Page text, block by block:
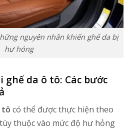
nguyên nhân khiến ghế da bị
hư hỏng
ghế da ô tô: Các bước
tô có thể được thực hiện theo
thuộc vào mức độ hư hỏng